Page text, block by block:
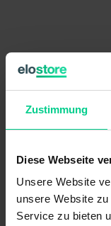
Zustimmung
Diese Webseite
Unsere Website
unsere Website
Service zu bieten
Données
Courant de
contact: